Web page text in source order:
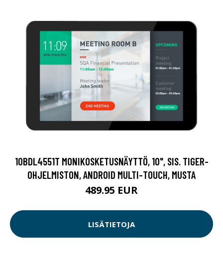
10BDL4551T MONIKOSKETUSNÄYTTÖ, 10", SIS. TIGER-
OHJELMISTON, ANDROID MULTI-TOUCH, MUSTA
489.95 EUR
LISÄTIETOJA